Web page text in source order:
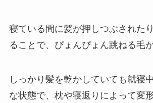
寝ている間に髪が押しつぶされた
ることで、ぴょんぴょん跳ねる毛
しっかり髪を乾かしていても就寝
な状態で、枕や寝返りによって変